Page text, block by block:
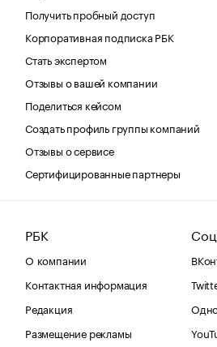
Получить пробный доступ
Корпоративная подписка РБК
Стать экспертом
Отзывы о вашей компании
Поделиться кейсом
Создать профиль группы компаний
Отзывы о сервисе
Сертифицированные партнеры
РБК
О компании
Контактная информация
Редакция
Размещение рекламы